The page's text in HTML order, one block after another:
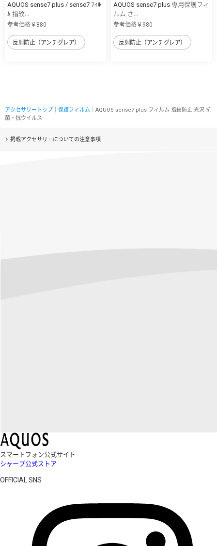
AQUOS sense7 plus / sense7 ﾌｨﾙ
ﾑ 指紋...
参考価格￥880
反射防止（アンチグレア）
AQUOS sense7 plus 専用保護フィ
ルム さ...
参考価格￥980
反射防止（アンチグレア）
アクセサリートップ 保護フィルム ｜AQUOS sense7 plus フィルム 指紋防止 光沢 抗
菌・抗ウイルス
掲載アクセサリーについての注意事項
スマートフォン公式サイト
シャープ公式ストア
OFFICIAL SNS